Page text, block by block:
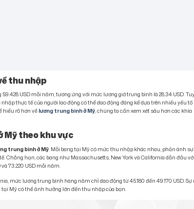
thu nhập
USD mỗi năm, tương ứng với mức lương giờ trung bình là 28,34 USD.
thực tế của người lao động có thể dao động đáng kể dựa trên nhiều yếu tố
hiểu rõ hơn về lương trung bình ở Mỹ, chúng ta cần xem xét sâu hơn các khía
Mỹ theo khu vực
trung bình ở Mỹ . Mỗi bang tại Mỹ có mức thu nhập khác nhau, phản ánh sự
Chẳng hạn, các bang như Massachusetts, New York và California dẫn đầu
73.220 USD mỗi năm.
mức lương trung bình hàng năm chỉ dao động từ 45.180 đến 49.170 USD. Sự
Mỹ có thể ảnh hưởng lớn đến thu nhập của bạn.